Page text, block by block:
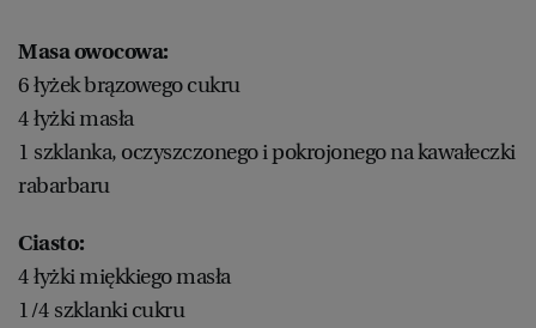
Masa owocowa:
6 łyżek brązowego cukru
4 łyżki masła
1 szklanka, oczyszczonego i pokrojonego na kawałeczki
rabarbaru
Ciasto:
4 łyżki miękkiego masła
1/4 szklanki cukru